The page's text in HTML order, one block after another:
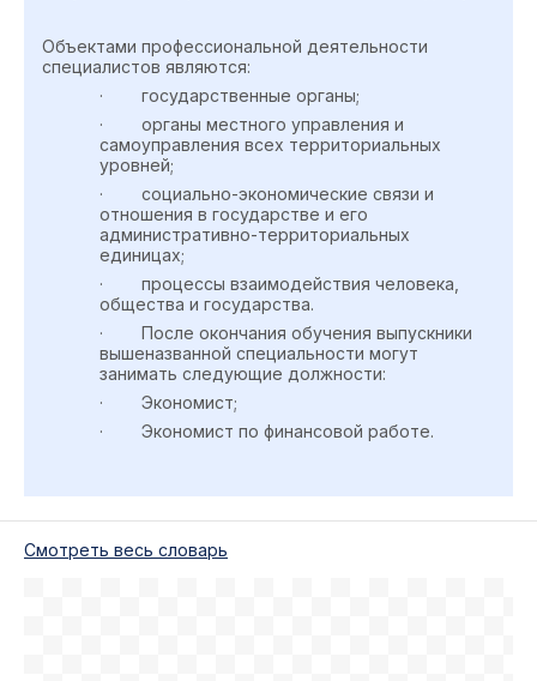
Объектами профессиональной деятельности
специалистов являются:
· государственные органы;
· органы местного управления и
самоуправления всех территориальных
уровней;
· социально-экономические связи и
отношения в государстве и его
административно-территориальных
единицах;
· процессы взаимодействия человека,
общества и государства.
· После окончания обучения выпускники
вышеназванной специальности могут
занимать следующие должности:
· Экономист;
· Экономист по финансовой работе.
Cмотреть весь словарь